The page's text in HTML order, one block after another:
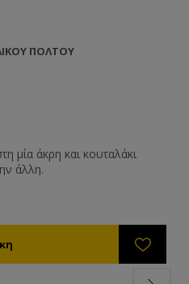
ΠΟΛΤΟΎ
μία άκρη και κουταλάκι
άλλη.